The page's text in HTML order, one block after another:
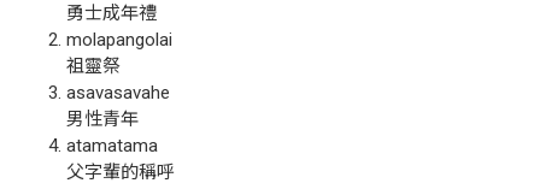
勇士成年禮
molapangolai
祖靈祭
asavasavahe
男性青年
atamatama
父字輩的稱呼